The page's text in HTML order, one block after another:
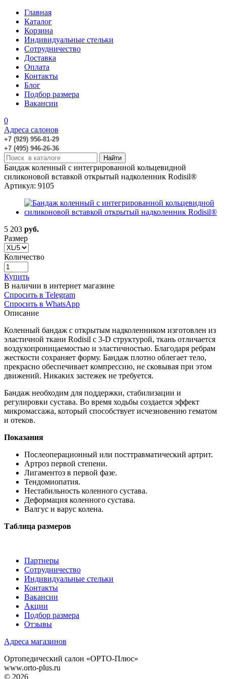
Главная
Каталог
Корзина
Индивидуальные стельки
Сотрудничество
Доставка
Оплата
Контакты
Блог
Подбор размера
Вакансии
0
Адреса салонов
+7 (929) 956-81-29
+7 (495) 946-26-36
Бандаж коленный c интегрированной кольцевидной
силиконовой вставкой открытый надколенник Rodisil®
Артикул: 9105
5 203 руб.
Размер
Количество
Купить
В наличии в интернет магазине
Спросить в Telegram
Спросить в WhatsApp
Описание
Коленный бандаж с открытым надколенником изготовлен из
эластичной ткани Rodisil с 3-D структурой, ткань отличается
воздухопроницаемостью и эластичностью. Благодаря ребрам
жесткости сохраняет форму. Бандаж плотно облегает тело,
прекрасно обеспечивает компрессию, не сковывая при этом
движений. Никаких застежек не требуется.
Бандаж необходим для поддержки, стабилизации и
регулировки сустава. Во время ходьбы создается эффект
микромассажа, который способствует исчезновению гематом
и отеков.
Показания
Послеоперационный или посттравматический артрит.
Артроз первой степени.
Лигаментоз в первой фазе.
Тендомиопатия.
Нестабильность коленного сустава.
Деформация коленного сустава.
Валгус и варус колена.
Таблица размеров
Партнеры
Сотрудничество
Индивидуальные стельки
Контакты
Вакансии
Акции
Подбор размера
Отзывы
Адреса магазинов
Ортопедический салон «ОРТО-Плюс»
www.orto-plus.ru
© 2026